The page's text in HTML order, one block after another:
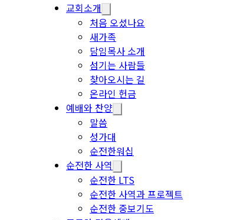
교회소개
처음 오셨나요
새가족
담임목사 소개
섬기는 사람들
찾아오시는 길
온라인 헌금
예배와 찬양
말씀
성가대
순전한워십
순전한 사역
순전한 LTS
순전한 사역과 프로젝트
순전한 중보기도